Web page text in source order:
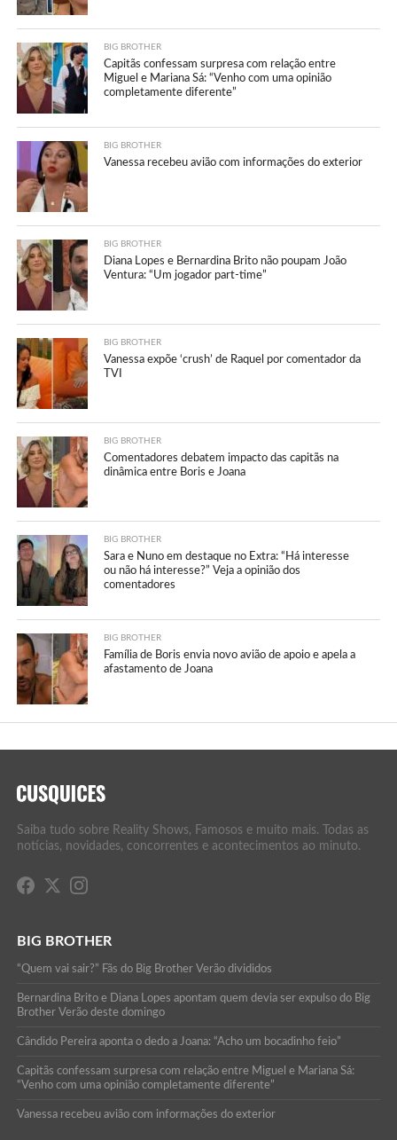
BIG BROTHER
Capitãs confessam surpresa com relação entre
Miguel e Mariana Sá: “Venho com uma opinião
completamente diferente”
BIG BROTHER
Vanessa recebeu avião com informações do exterior
BIG BROTHER
Diana Lopes e Bernardina Brito não poupam João
Ventura: “Um jogador part-time”
BIG BROTHER
Vanessa expõe ‘crush’ de Raquel por comentador da
TVI
BIG BROTHER
Comentadores debatem impacto das capitãs na
dinâmica entre Boris e Joana
BIG BROTHER
Sara e Nuno em destaque no Extra: “Há interesse
ou não há interesse?” Veja a opinião dos
comentadores
BIG BROTHER
Família de Boris envia novo avião de apoio e apela a
afastamento de Joana
Saiba tudo sobre Reality Shows, Famosos e muito mais. Todas as
notícias, novidades, concorrentes e acontecimentos ao minuto.
BIG BROTHER
“Quem vai sair?” Fãs do Big Brother Verão divididos
Bernardina Brito e Diana Lopes apontam quem devia ser expulso do Big
Brother Verão deste domingo
Cândido Pereira aponta o dedo a Joana: “Acho um bocadinho feio”
Capitãs confessam surpresa com relação entre Miguel e Mariana Sá:
“Venho com uma opinião completamente diferente”
Vanessa recebeu avião com informações do exterior